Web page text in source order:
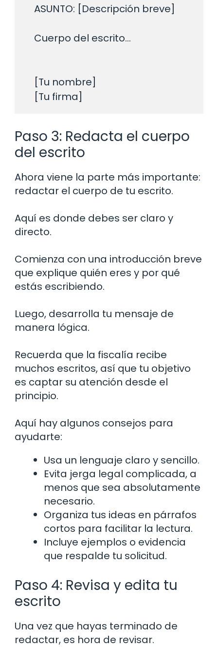
    ASUNTO: [Descripción breve]
    Cuerpo del escrito...
    [Tu nombre]
Paso 3: Redacta el cuerpo
del escrito
Ahora viene la parte más importante:
redactar el cuerpo de tu escrito.
Aquí es donde debes ser claro y
directo.
Comienza con una introducción breve
que explique quién eres y por qué
estás escribiendo.
Luego, desarrolla tu mensaje de
manera lógica.
Recuerda que la fiscalía recibe
muchos escritos, así que tu objetivo
es captar su atención desde el
principio.
Aquí hay algunos consejos para
ayudarte:
Usa un lenguaje claro y sencillo.
Evita jerga legal complicada, a
menos que sea absolutamente
necesario.
Organiza tus ideas en párrafos
cortos para facilitar la lectura.
Incluye ejemplos o evidencia
que respalde tu solicitud.
Paso 4: Revisa y edita tu
escrito
Una vez que hayas terminado de
redactar, es hora de revisar.